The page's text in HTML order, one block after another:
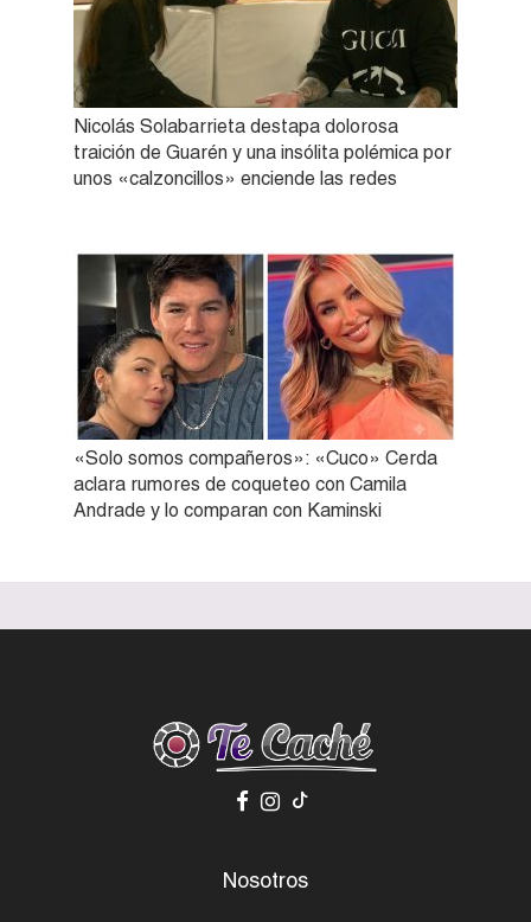
Nicolás Solabarrieta destapa dolorosa
traición de Guarén y una insólita polémica por
unos «calzoncillos» enciende las redes
«Solo somos compañeros»: «Cuco» Cerda
aclara rumores de coqueteo con Camila
Andrade y lo comparan con Kaminski
Nosotros